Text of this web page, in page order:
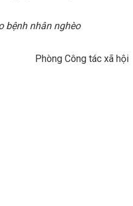
bệnh nhân nghèo
Phòng Công tác xã hội